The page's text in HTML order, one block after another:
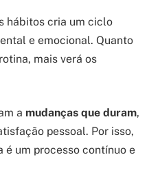
hábitos cria um ciclo
e emocional. Quanto
mais verá os
a mudanças que duram,
pessoal. Por isso,
é um processo contínuo e